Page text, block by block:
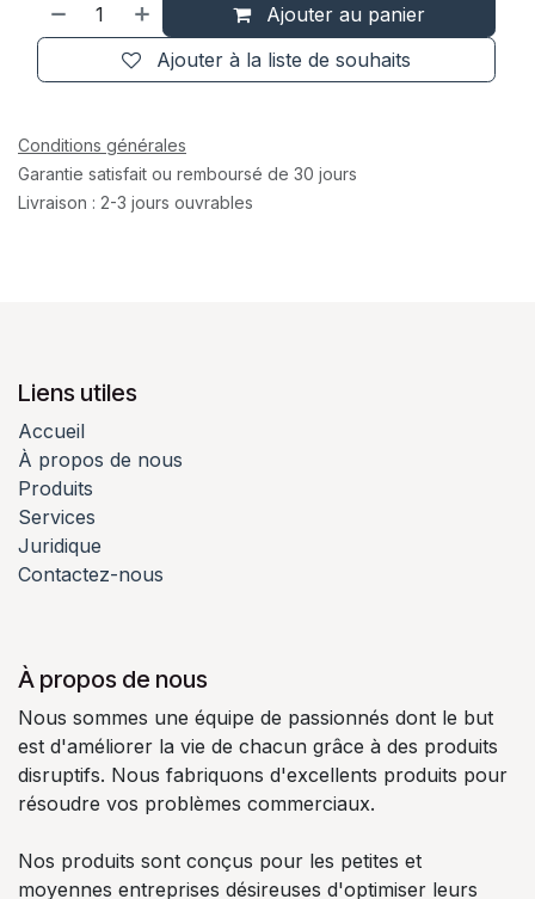
Ajouter au panier
Ajouter à la liste de souhaits
Conditions générales
Garantie satisfait ou remboursé de 30 jours
Livraison : 2-3 jours ouvrables
Liens utiles
Accueil
À propos de nous
Produits
Services
Juridique
Contactez-nous
À propos de nous
Nous sommes une équipe de passionnés dont le but
est d'améliorer la vie de chacun grâce à des produits
disruptifs. Nous fabriquons d'excellents produits pour
résoudre vos problèmes commerciaux.
Nos produits sont conçus pour les petites et
moyennes entreprises désireuses d'optimiser leurs